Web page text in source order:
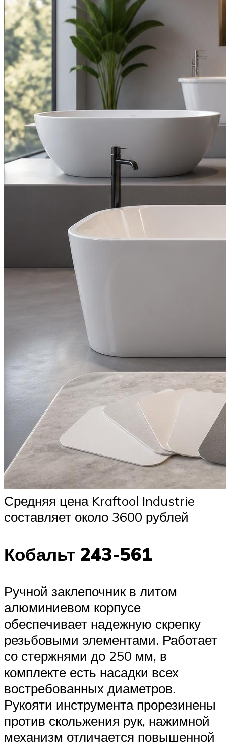
Средняя цена Kraftool Industrie
составляет около 3600 рублей
Кобальт 243-561
Ручной заклепочник в литом
алюминиевом корпусе
обеспечивает надежную скрепку
резьбовыми элементами. Работает
со стержнями до 250 мм, в
комплекте есть насадки всех
востребованных диаметров.
Рукояти инструмента прорезинены
против скольжения рук, нажимной
механизм отличается повышенной